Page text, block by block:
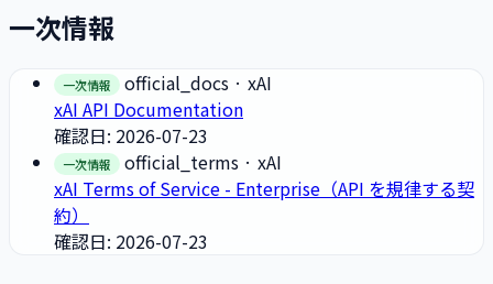
一次情報
一次情報 official_docs · xAI
xAI API Documentation
確認日: 2026-07-23
一次情報 official_terms · xAI
xAI Terms of Service - Enterprise（API を規律する契
約）
確認日: 2026-07-23